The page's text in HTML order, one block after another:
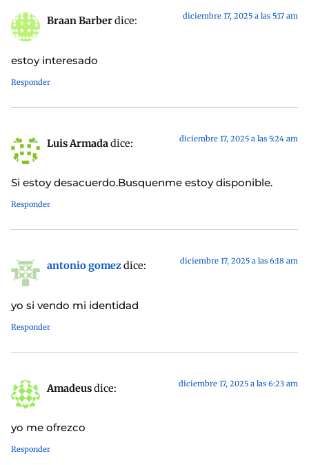
Braan Barberdice: diciembre 17, 2025 a las 5:17 am
estoy interesado
Responder
Luis Armadadice: diciembre 17, 2025 a las 5:24 am
Si estoy desacuerdo.Busquenme estoy disponible.
Responder
antonio gomezdice: diciembre 17, 2025 a las 6:18 am
yo si vendo mi identidad
Responder
Amadeusdice: diciembre 17, 2025 a las 6:23 am
yo me ofrezco
Responder